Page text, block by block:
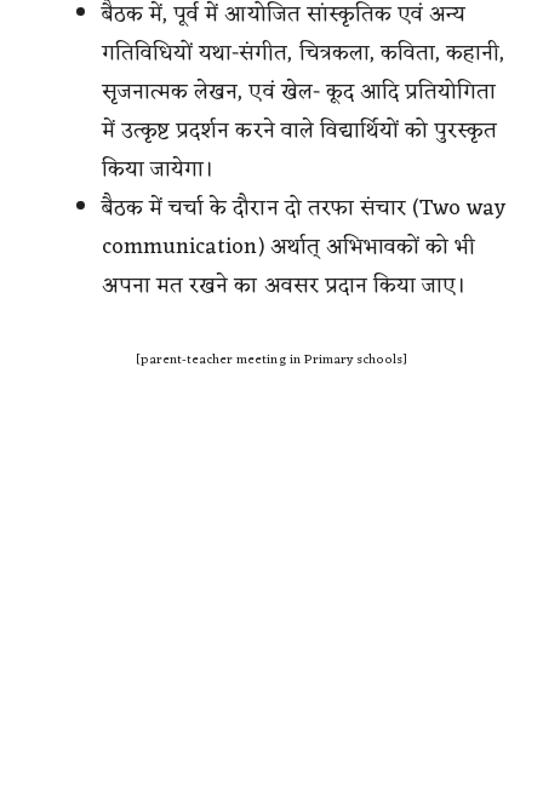
बैठक में, पूर्व में आयोजित सांस्कृतिक एवं अन्य
गतिविधियों यथा-संगीत, चित्रकला, कविता, कहानी,
सृजनात्मक लेखन, एवं खेल- कूद आदि प्रतियोगिता
में उत्कृष्ट प्रदर्शन करने वाले विद्यार्थियों को पुरस्कृत
किया जायेगा।
बैठक में चर्चा के दौरान दो तरफा संचार (Two way
communication) अर्थात् अभिभावकों को भी
अपना मत रखने का अवसर प्रदान किया जाए।
[parent-teacher meeting in Primary schools]